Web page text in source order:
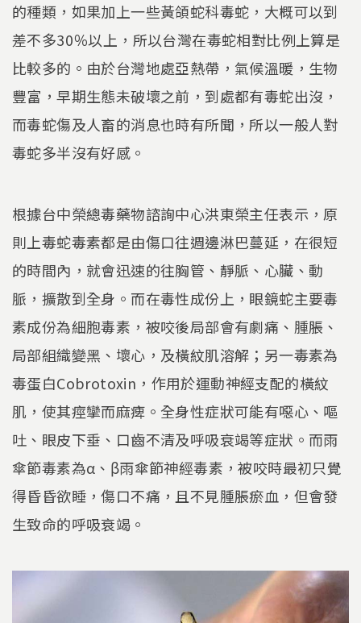
的種類，如果加上一些黃頜蛇科毒蛇，大概可以到
差不多30％以上，所以台灣在毒蛇相對比例上算是
比較多的。由於台灣地處亞熱帶，氣候溫暖，生物
豐富，早期生態未破壞之前，到處都有毒蛇出沒，
而毒蛇傷及人畜的消息也時有所聞，所以一般人對
毒蛇多半沒有好感。
根據台中榮總毒藥物諮詢中心洪東榮主任表示，原
則上毒蛇毒素都是由傷口往週邊淋巴蔓延，在很短
的時間內，就會迅速的往胸管、靜脈、心臟、動
脈，擴散到全身。而在毒性成份上，眼鏡蛇主要毒
素成份為細胞毒素，被咬後局部會有劇痛、腫脹、
局部組織變黑、壞心，及橫紋肌溶解；另一毒素為
毒蛋白Cobrotoxin，作用於運動神經支配的橫紋
肌，使其痙攣而麻痺。全身性症狀可能有噁心、嘔
吐、眼皮下垂、口齒不清及呼吸衰竭等症狀。而雨
傘節毒素為α、β雨傘節神經毒素，被咬時最初只覺
得昏昏欲睡，傷口不痛，且不見腫脹瘀血，但會發
生致命的呼吸衰竭。